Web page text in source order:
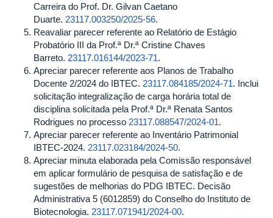
Carreira do Prof. Dr. Gilvan Caetano
Duarte. 23117.003250/2025-56.
Reavaliar parecer referente ao Relatório de Estágio
Probatório III da Prof.ª Dr.ª Cristine Chaves
Barreto. 23117.016144/2023-71.
Apreciar parecer referente aos Planos de Trabalho
Docente 2/2024 do IBTEC. 23117.084185/2024-71. Inclui
solicitação integralização de carga horária total de
disciplina solicitada pela Prof.ª Dr.ª Renata Santos
Rodrigues no processo 23117.088547/2024-01.
Apreciar parecer referente ao Inventário Patrimonial
IBTEC-2024. 23117.023184/2024-50.
Apreciar minuta elaborada pela Comissão responsável
em aplicar formulário de pesquisa de satisfação e de
sugestões de melhorias do PDG IBTEC. Decisão
Administrativa 5 (6012859) do Conselho do Instituto de
Biotecnologia. 23117.071941/2024-00.